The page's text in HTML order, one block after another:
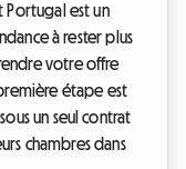
Portugal est un
à rester plus
votre offre
étape est
un seul contrat
chambres dans